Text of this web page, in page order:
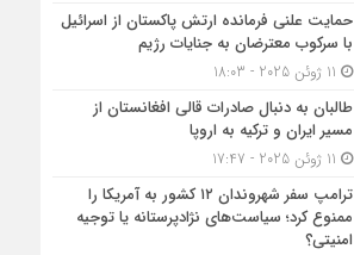
حمایت علنی فرمانده ارتش پاکستان از اسرائیل
با سرکوب معترضان به جنایات رژیم
طالبان به دنبال صادرات قالی افغانستان از
مسیر ایران و ترکیه به اروپا
ترامپ سفر شهروندان ۱۲ کشور به آمریکا را
ممنوع کرد؛ سیاست‌های نژادپرستانه یا توجیه
امنیتی؟